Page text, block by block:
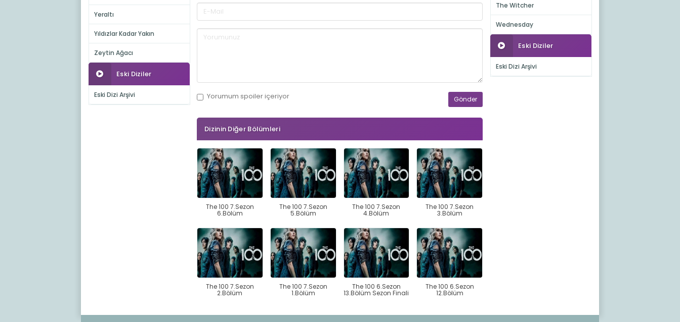
Yeraltı
Yıldızlar Kadar Yakın
Zeytin Ağacı
Eski Diziler
Eski Dizi Arşivi Yorumum spoileriçeriyor
Dizinin Diğer Bölümleri
The 100 7.Sezon
6.Bölüm
The 100 7.Sezon
5.Bölüm
The 100 7.Sezon
4.Bölüm
The 100 7.Sezon
3.Bölüm
The 100 7.Sezon
2.Bölüm
The 100 7.Sezon
1.Bölüm
The 100 6.Sezon
13.Bölüm Sezon Finali
The 100 6.Sezon
12.Bölüm
The Witcher
Wednesday
Eski Diziler
Eski Dizi Arşivi